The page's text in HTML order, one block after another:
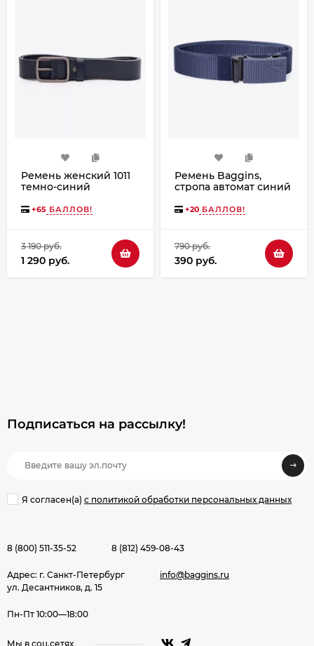
Ремень женский 1011
темно-синий
+65 БАЛЛОВ!
3 190 руб.
1 290 руб.
Ремень Baggins,
стропа автомат синий
+20 БАЛЛОВ!
790 руб.
390 руб.
Подписаться на рассылкy!
Я согласен(a) с политикой обработки персональных данных
8 (800) 511-35-52 8 (812) 459-08-43
Адрес: г. Санкт-Петербург
ул. Десантников, д. 15
info@baggins.ru
Пн-Пт 10:00—18:00
Мы в соц.сетях